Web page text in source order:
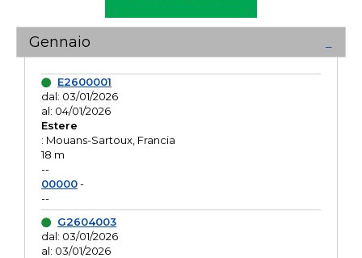
Gennaio
E2600001
dal: 03/01/2026
al: 04/01/2026
Estere
: Mouans-Sartoux, Francia
18 m
--
00000-
--
G2604003
dal: 03/01/2026
al: 03/01/2026